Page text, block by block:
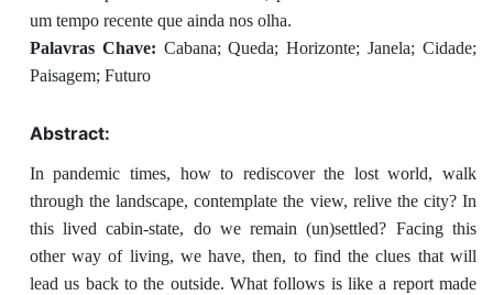
um tempo recente que ainda nos olha.
Palavras Chave: Cabana; Queda; Horizonte; Janela; Cidade;
Paisagem; Futuro
Abstract:
In pandemic times, how to rediscover the lost world, walk
through the landscape, contemplate the view, relive the city? In
this lived cabin-state, do we remain (un)settled? Facing this
other way of living, we have, then, to find the clues that will
lead us back to the outside. What follows is like a report made